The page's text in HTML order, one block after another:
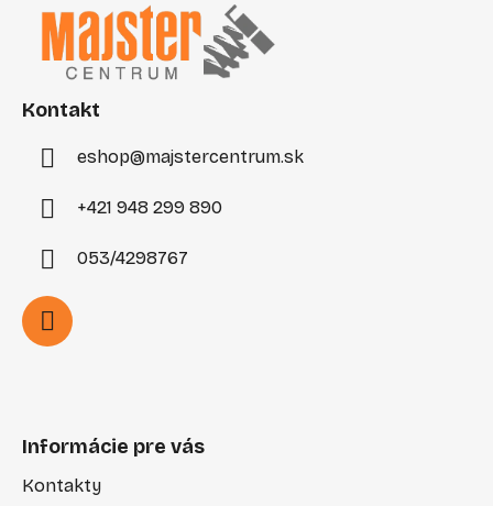
Kontakt
eshop@majstercentrum.sk
+421 948 299 890
053/4298767
Informácie pre vás
Kontakty